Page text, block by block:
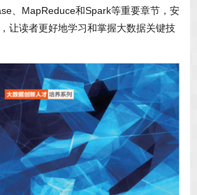
、MapReduce和Spark等重要章节，安
让读者更好地学习和掌握大数据关键技